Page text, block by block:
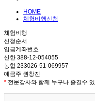
HOME
체험비행신청
체험비행
신청순서
입금계좌번호
신한 388-12-054055
농협 233026-51-069957
예금주 권창진
* 전문강사와 함께 누구나 즐길수